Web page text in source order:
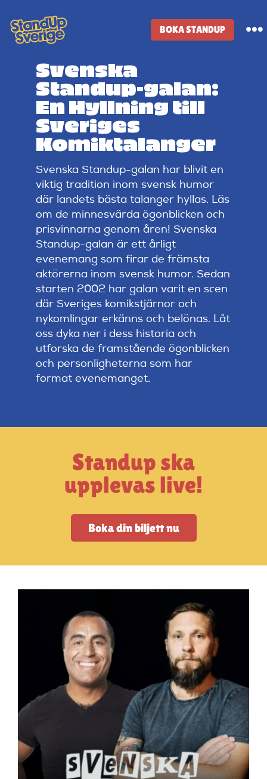
to
content
BOKA STANDUP
Standup-butik
Komiker
Lineup
Tidigare lineup
Klubbar
Artiklar
StandUpSverige PODDEN
Om oss
Vanliga frågor
Mitt konto
Svenska
Standup-galan:
En Hyllning till
Sveriges
Komiktalanger
Svenska Standup-galan har blivit en
viktig tradition inom svensk humor
där landets bästa talanger hyllas. Läs
om de minnesvärda ögonblicken och
prisvinnarna genom åren! Svenska
Standup-galan är ett årligt
evenemang som firar de främsta
aktörerna inom svensk humor. Sedan
starten 2002 har galan varit en scen
där Sveriges komikstjärnor och
nykomlingar erkänns och belönas. Låt
oss dyka ner i dess historia och
utforska de framstående ögonblicken
och personligheterna som har
format evenemanget.
Standup ska
upplevas live!
Boka din biljett nu